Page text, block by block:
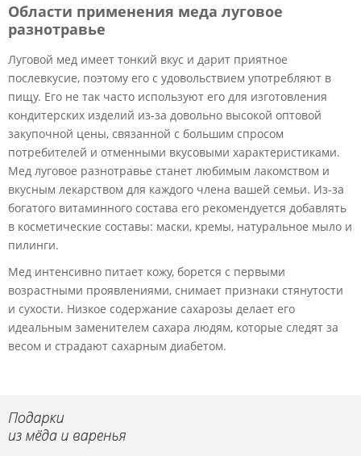
Области применения меда луговое
разнотравье
Луговой мед имеет тонкий вкус и дарит приятное
послевкусие, поэтому его с удовольствием употребляют в
пищу. Его не так часто используют его для изготовления
кондитерских изделий из-за довольно высокой оптовой
закупочной цены, связанной с большим спросом
потребителей и отменными вкусовыми характеристиками.
Мед луговое разнотравье станет любимым лакомством и
вкусным лекарством для каждого члена вашей семьи. Из-за
богатого витаминного состава его рекомендуется добавлять
в косметические составы: маски, кремы, натуральное мыло и
пилинги.
Мед интенсивно питает кожу, борется с первыми
возрастными проявлениями, снимает признаки стянутости
и сухости. Низкое содержание сахарозы делает его
идеальным заменителем сахара людям, которые следят за
весом и страдают сахарным диабетом.